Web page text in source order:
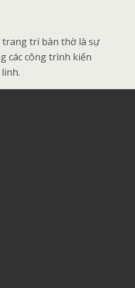
trí bàn thờ là sự
các công trình kiến